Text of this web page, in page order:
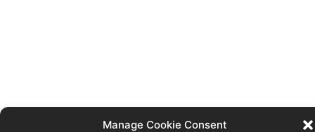
Manage Cookie Consent